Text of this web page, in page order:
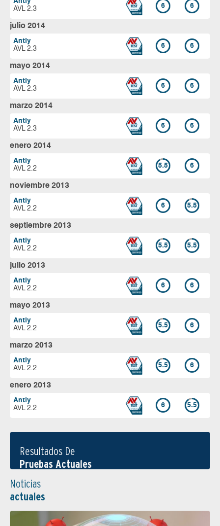
AVL 2.3
6 6
julio 2014
Antiy
AVL 2.3
6 6
mayo 2014
Antiy
AVL 2.3
6 6
marzo 2014
Antiy
AVL 2.3
6 6
enero 2014
Antiy
AVL 2.2
5.5 6
noviembre 2013
Antiy
AVL 2.2
6 5.5
septiembre 2013
Antiy
AVL 2.2
5.5 5.5
julio 2013
Antiy
AVL 2.2
6 6
mayo 2013
Antiy
AVL 2.2
5.5 6
marzo 2013
Antiy
AVL 2.2
5.5 6
enero 2013
Antiy
AVL 2.2
6 5.5
Resultados De
Pruebas Actuales
Noticias
actuales